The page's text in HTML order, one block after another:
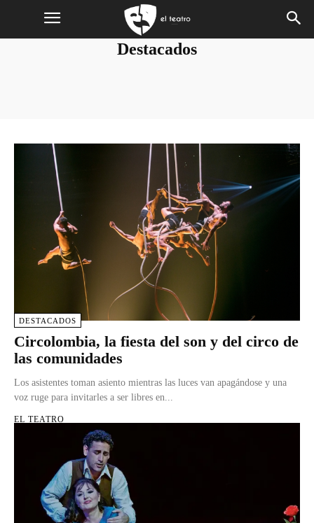
Destacados
DESTACADOS
Circolombia, la fiesta del son y del circo de
las comunidades
Los asistentes toman asiento mientras las luces van apagándose y una
voz ruge para invitarles a ser libres en...
EL TEATRO